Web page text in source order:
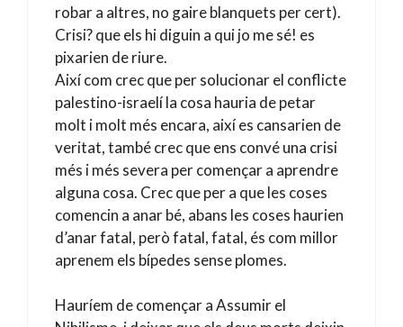
robar a altres, no gaire blanquets per cert).
Crisi? que els hi diguin a qui jo me sé! es
pixarien de riure.
Així com crec que per solucionar el conflicte
palestino-israelí la cosa hauria de petar
molt i molt més encara, així es cansarien de
veritat, també crec que ens convé una crisi
més i més severa per començar a aprendre
alguna cosa. Crec que per a que les coses
comencin a anar bé, abans les coses haurien
d’anar fatal, però fatal, fatal, és com millor
aprenem els bípedes sense plomes.
Hauríem de començar a Assumir el